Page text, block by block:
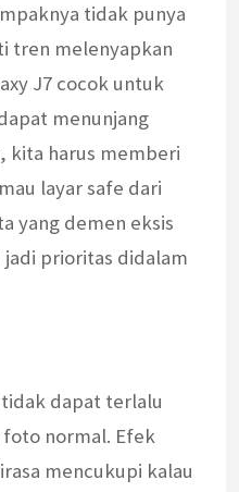
tidak punya
tren melenyapkan
J7 cocok untuk
menunjang
kita harus memberi
layar safe dari
yang demen eksis
prioritas didalam
dapat terlalu
foto normal. Efek
mencukupi kalau